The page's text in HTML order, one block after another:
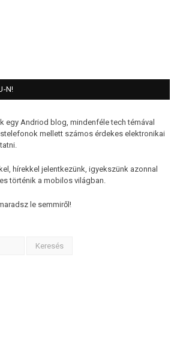
N!
egy Andriod blog, mindenféle tech témával
mellett számos érdekes elektronikai
hírekkel jelentkezünk, igyekszünk azonnal
történik a mobilos világban.
le semmiről!